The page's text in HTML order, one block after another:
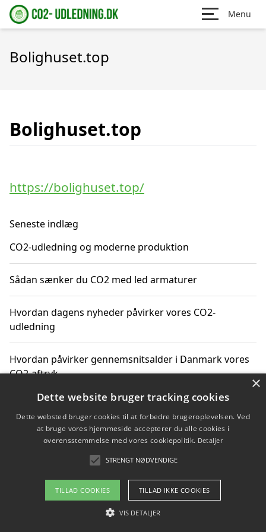
Menu
Bolighuset.top
Bolighuset.top
https://bolighuset.top/
Seneste indlæg
CO2-udledning og moderne produktion
Sådan sænker du CO2 med led armaturer
Hvordan dagens nyheder påvirker vores CO2-
udledning
Hvordan påvirker gennemsnitsalder i Danmark vores
CO2-aftryk
Hvordan nyheder om CO2-udledning påvirker vores
hverdag
Om / kontakt
Blog Betingelser
×
Dette website bruger tracking cookies
Dette websted bruger cookies til at forbedre brugeroplevelsen. Ved
at bruge vores hjemmeside accepterer du alle cookies i
overensstemmelse med vores cookiepolitik. Detaljer
STRENGT NØDVENDIGE
TILLAD COOKIES TILLAD IKKE COOKIES
VIS DETALJER